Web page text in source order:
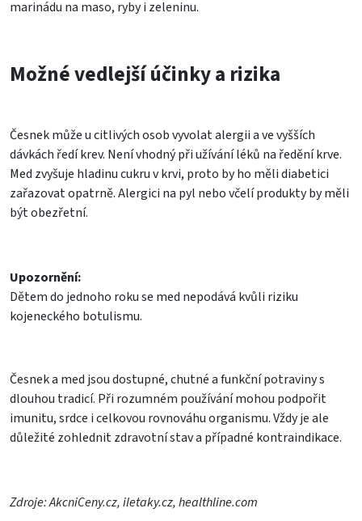
marinádu na maso, ryby i zeleninu.
Možné vedlejší účinky a rizika
Česnek může u citlivých osob vyvolat alergii a ve vyšších
dávkách ředí krev. Není vhodný při užívání léků na ředění krve.
Med zvyšuje hladinu cukru v krvi, proto by ho měli diabetici
zařazovat opatrně. Alergici na pyl nebo včelí produkty by měli
být obezřetní.
Upozornění:
Dětem do jednoho roku se med nepodává kvůli riziku
kojeneckého botulismu.
Česnek a med jsou dostupné, chutné a funkční potraviny s
dlouhou tradicí. Při rozumném používání mohou podpořit
imunitu, srdce i celkovou rovnováhu organismu. Vždy je ale
důležité zohlednit zdravotní stav a případné kontraindikace.
Zdroje: AkcniCeny.cz, iletaky.cz, healthline.com